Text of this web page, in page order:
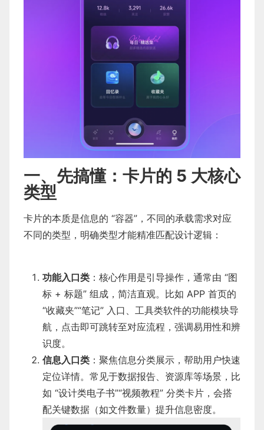
一、先搞懂：卡片的 5 大核心
类型
卡片的本质是信息的 “容器”，不同的承载需求对应
不同的类型，明确类型才能精准匹配设计逻辑：
功能入口类 ：核心作用是引导操作，通常由 “图
标 + 标题” 组成，简洁直观。比如 APP 首页的
“收藏夹”“笔记” 入口、工具类软件的功能模块导
航，点击即可跳转至对应流程，强调易用性和辨
识度。
信息入口类 ：聚焦信息分类展示，帮助用户快速
定位详情。常见于数据报告、资源库等场景，比
如 “设计类电子书”“视频教程” 分类卡片，会搭
配关键数据（如文件数量）提升信息密度。